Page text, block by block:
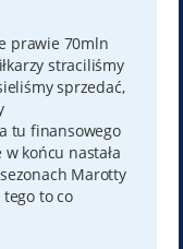
prawie 70mln
straciliśmy
sprzedać,
tu finansowego
końcu nastała
Marotty
to co